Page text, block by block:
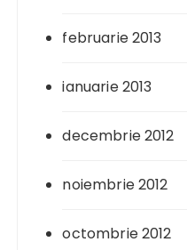
februarie 2013
ianuarie 2013
decembrie 2012
noiembrie 2012
octombrie 2012